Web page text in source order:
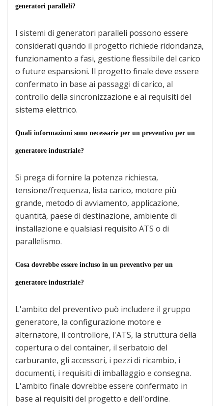
generatori paralleli?
I sistemi di generatori paralleli possono essere
considerati quando il progetto richiede ridondanza,
funzionamento a fasi, gestione flessibile del carico
o future espansioni. Il progetto finale deve essere
confermato in base ai passaggi di carico, al
controllo della sincronizzazione e ai requisiti del
sistema elettrico.
Quali informazioni sono necessarie per un preventivo per un
generatore industriale?
Si prega di fornire la potenza richiesta,
tensione/frequenza, lista carico, motore più
grande, metodo di avviamento, applicazione,
quantità, paese di destinazione, ambiente di
installazione e qualsiasi requisito ATS o di
parallelismo.
Cosa dovrebbe essere incluso in un preventivo per un
generatore industriale?
L'ambito del preventivo può includere il gruppo
generatore, la configurazione motore e
alternatore, il controllore, l'ATS, la struttura della
copertura o del container, il serbatoio del
carburante, gli accessori, i pezzi di ricambio, i
documenti, i requisiti di imballaggio e consegna.
L'ambito finale dovrebbe essere confermato in
base ai requisiti del progetto e dell'ordine.